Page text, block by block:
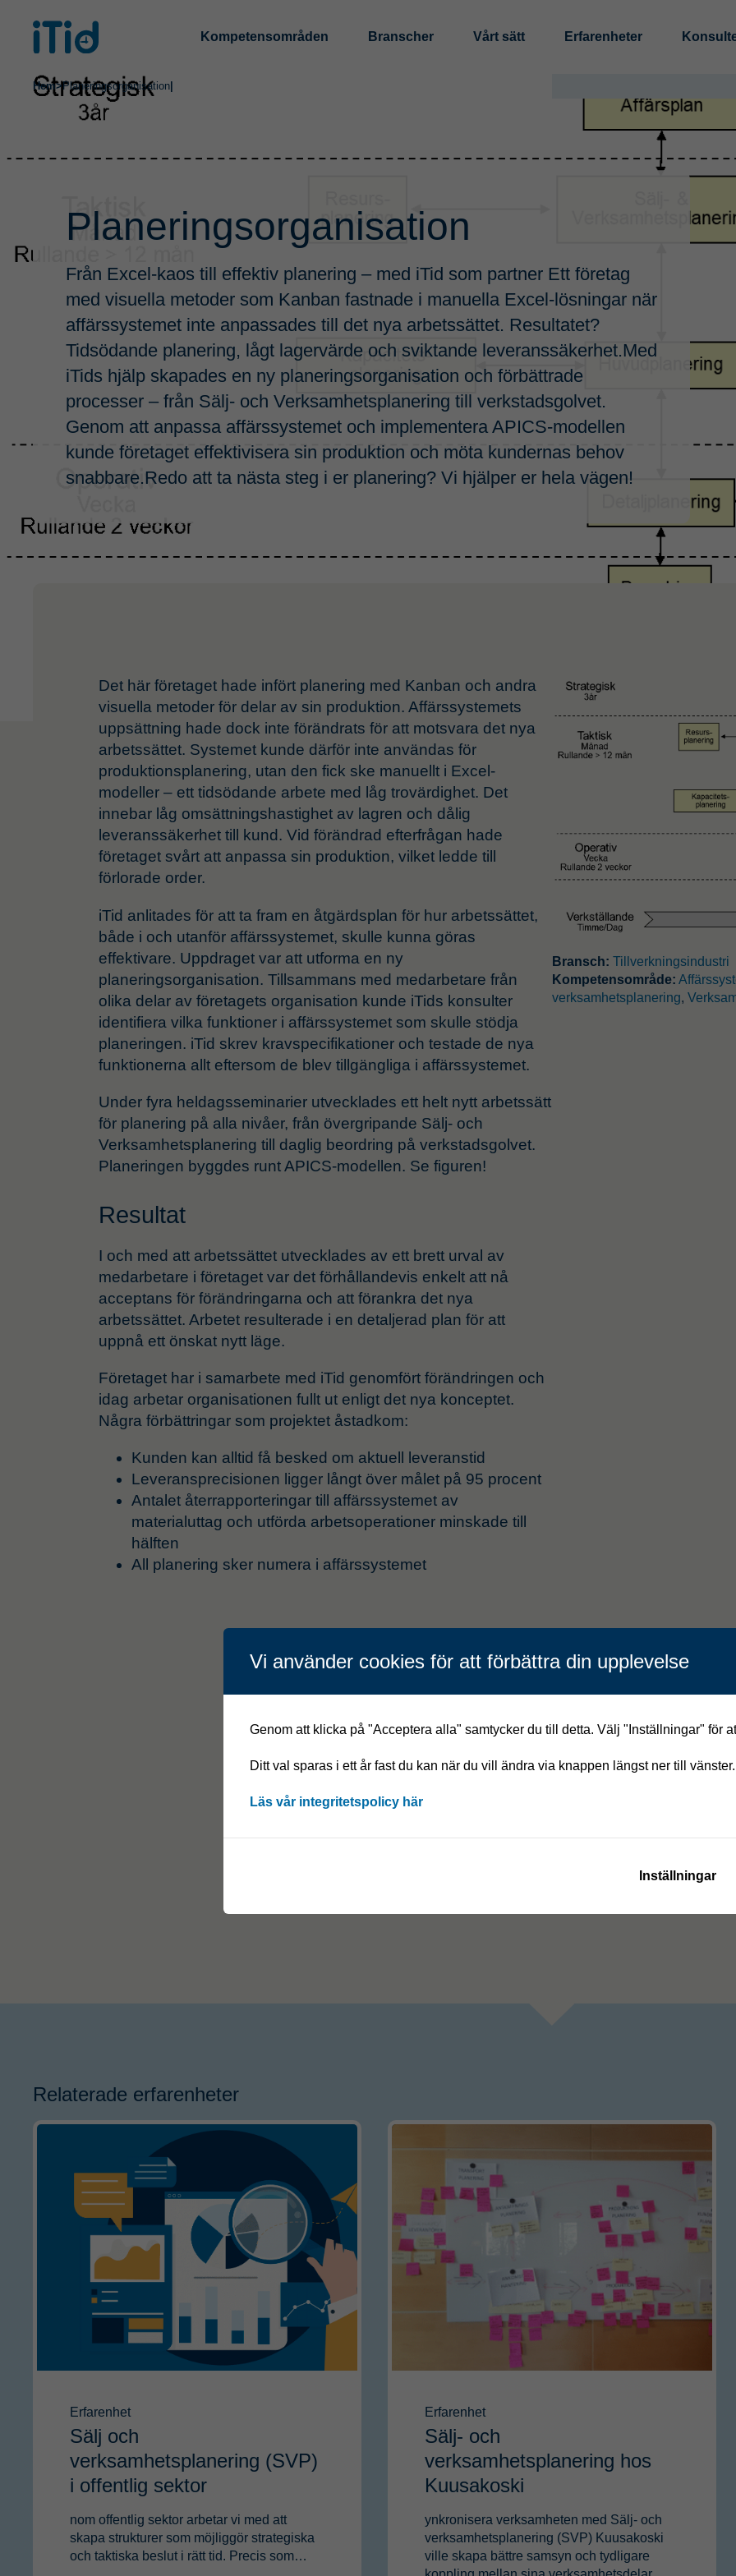
Kompetensområden
Digitalisering och
Standardisering
Analys av
LCA (livscykelanalys)
EPD
Cirkulär
Supply Chain
Affärssystem och
Leverantörsutveckling
Branscher
Tillverkningsindustri
Vårt sätt Erfarenheter
Hem>Planeringsorganisation
Planeringsorganisation
Från Excel-kaos till effektiv planering – med iTid som partner Ett företag
med visuella metoder som Kanban fastnade i manuella Excel-lösningar när
affärssystemet inte anpassades till det nya arbetssättet. Resultatet?
Tidsödande planering, lågt lagervärde och sviktande leveranssäkerhet.Med
iTids hjälp skapades en ny planeringsorganisation och förbättrade
processer – från Sälj- och Verksamhetsplanering till verkstadsgolvet.
Genom att anpassa affärssystemet och implementera APICS-modellen
kunde företaget effektivisera sin produktion och möta kundernas behov
snabbare.Redo att ta nästa steg i er planering? Vi hjälper er hela vägen!
Det här företaget hade infört planering med Kanban och andra
visuella metoder för delar av sin produktion. Affärssystemets
uppsättning hade dock inte förändrats för att motsvara det nya
arbetssättet. Systemet kunde därför inte användas för
produktionsplanering, utan den fick ske manuellt i Excel-
modeller – ett tidsödande arbete med låg trovärdighet. Det
innebar låg omsättningshastighet av lagren och dålig
leveranssäkerhet till kund. Vid förändrad efterfrågan hade
företaget svårt att anpassa sin produktion, vilket ledde till
förlorade order.
iTid anlitades för att ta fram en åtgärdsplan för hur arbetssättet,
både i och utanför affärssystemet, skulle kunna göras
effektivare. Uppdraget var att utforma en ny
planeringsorganisation. Tillsammans med medarbetare från
olika delar av företagets organisation kunde iTids konsulter
identifiera vilka funktioner i affärssystemet som skulle stödja
planeringen. iTid skrev kravspecifikationer och testade de nya
funktionerna allt eftersom de blev tillgängliga i affärssystemet.
Under fyra heldagsseminarier utvecklades ett helt nytt arbetssätt
för planering på alla nivåer, från övergripande Sälj- och
Verksamhetsplanering till daglig beordring på verkstadsgolvet.
Planeringen byggdes runt APICS-modellen. Se figuren!
Resultat
I och med att arbetssättet utvecklades av ett brett urval av
medarbetare i företaget var det förhållandevis enkelt att nå
acceptans för förändringarna och att förankra det nya
arbetssättet. Arbetet resulterade i en detaljerad plan för att
uppnå ett önskat nytt läge.
Företaget har i samarbete med iTid genomfört förändringen och
idag arbetar organisationen fullt ut enligt det nya konceptet.
Några förbättringar som projektet åstadkom:
Kunden kan alltid få besked om aktuell leveranstid
Leveransprecisionen ligger långt över målet på 95 procent
Antalet återrapporteringar till affärssystemet av
materialuttag och utförda arbetsoperationer minskade till
hälften
All planering sker numera i affärssystemet
Bransch: Tillverkningsindustri
Kompetensområde:
verksamhetsplanering,
Relaterade erfarenheter
Erfarenhet
Sälj och
verksamhetsplanering (SVP)
i offentlig sektor
nom offentlig sektor arbetar vi med att
skapa strukturer som möjliggör strategiska
och taktiska beslut i rätt tid. Precis som…
Erfarenhet
Sälj- och
verksamhetsplanering hos
Kuusakoski
ynkronisera verksamheten med Sälj- och
verksamhetsplanering (SVP) Kuusakoski
ville skapa bättre samsyn och tydligare
Vi använder cookies för att förbättra din upplevelse
Genom att klicka på "Acceptera alla" samtycker du till detta. Välj "Inställningar" för
Ditt val sparas i ett år fast du kan när du vill ändra via knappen längst ner till vänster.
Läs vår integritetspolicy här
Inställningar